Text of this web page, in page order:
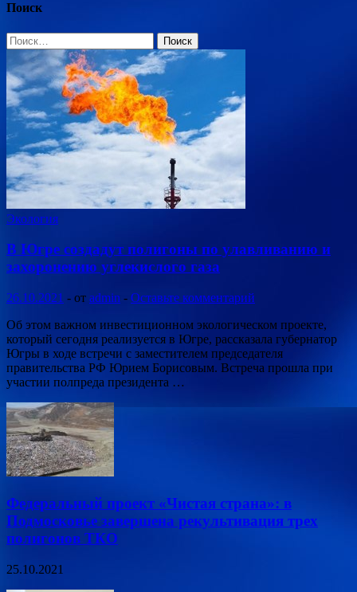
Поиск
Найти:
Экология
В Югре создадут полигоны по улавливанию и
захоронению углекислого газа
26.10.2021 - от admin - Оставьте комментарий
Об этом важном инвестиционном экологическом проекте,
который сегодня реализуется в Югре, рассказала губернатор
Югры в ходе встречи с заместителем председателя
правительства РФ Юрием Борисовым. Встреча прошла при
участии полпреда президента …
Федеральный проект «Чистая страна»: в
Подмосковье завершена рекультивация трех
полигонов ТКО
25.10.2021